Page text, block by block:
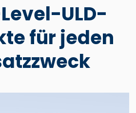
ULD-
für jeden